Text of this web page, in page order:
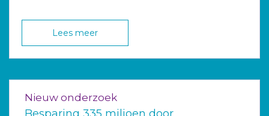
Lees meer
Nieuw onderzoek